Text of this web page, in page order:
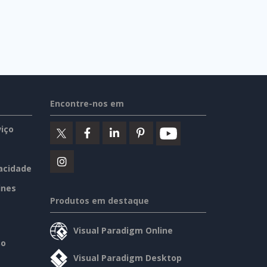
Encontre-nos em
Produtos em destaque
Visual Paradigm Online
Visual Paradigm Desktop